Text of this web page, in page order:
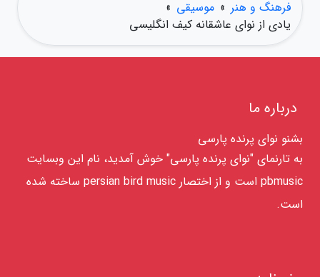
فرهنگ و هنر » موسیقی »
یادی از نوای عاشقانه کیف انگلیسی
درباره ما
بشنو نوای پرنده پارسی
به تارنمای "نوای پرنده پارسی" خوش آمدید، نام این وبسایت
pbmusic است و از اختصار persian bird music ساخته شده
است.